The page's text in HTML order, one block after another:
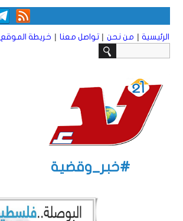
الرئيسية | من نحن | تواصل معنا | خريطة الموقع
#خبر_وقضية